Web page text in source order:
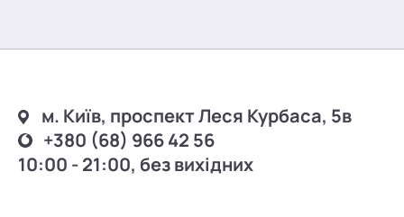
м. Київ, проспект Леся Курбаса, 5в
+380 (68) 966 42 56
10:00 - 21:00, без вихідних